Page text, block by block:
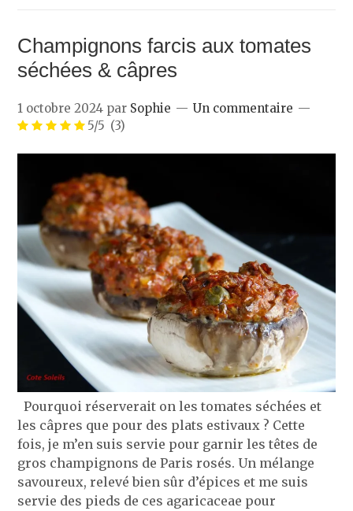
Champignons farcis aux tomates
séchées & câpres
1 octobre 2024 par Sophie
Un commentaire
5/5 (3)
Pourquoi réserverait on les tomates séchées et
les câpres que pour des plats estivaux ? Cette
fois, je m’en suis servie pour garnir les têtes de
gros champignons de Paris rosés. Un mélange
savoureux, relevé bien sûr d’épices et me suis
servie des pieds de ces agaricaceae pour